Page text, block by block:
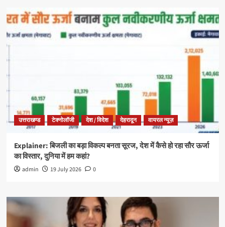
उत्तराखण्ड टेक्नोलॉजी देश / विदेश देहरादून वायरल न्यूज़
Explainer: बिजली का बड़ा विकल्प बनता सूरज, देश में कैसे हो रहा सौर ऊर्जा
का विस्तार, दुनिया में हम कहां?
admin 19 July 2026 0